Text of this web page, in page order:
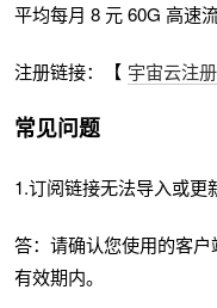
平均每月 8 元 60G 高速
注册链接：【 宇宙云注
常见问题
1.订阅链接无法导入或更
答：请确认您使用的客
有效期内。